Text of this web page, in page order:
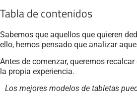
Tabla de contenidos
Sabemos que aquellos que quieren
ello, hemos pensado que analizar
Antes de comenzar, queremos recalcar
la propia experiencia.
Los mejores modelos de tabletas